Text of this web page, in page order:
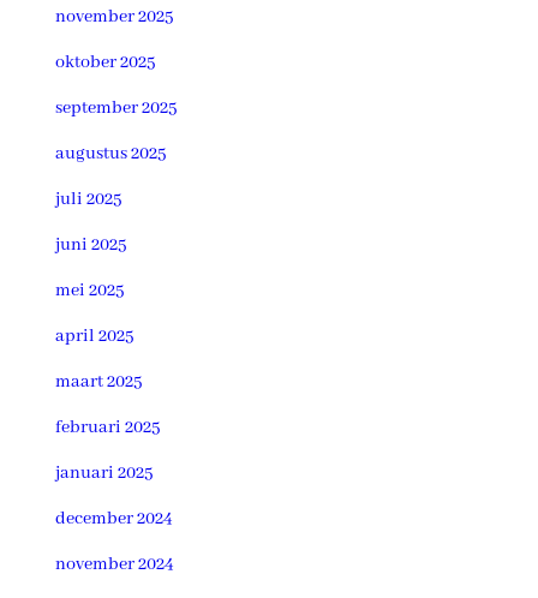
november 2025
oktober 2025
september 2025
augustus 2025
juli 2025
juni 2025
mei 2025
april 2025
maart 2025
februari 2025
januari 2025
december 2024
november 2024